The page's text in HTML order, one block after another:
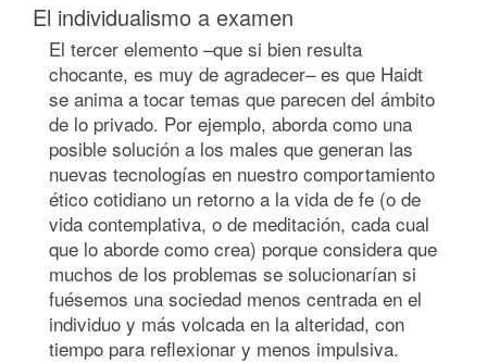
El individualismo a examen
El tercer elemento –que si bien resulta
chocante, es muy de agradecer– es que Haidt
se anima a tocar temas que parecen del ámbito
de lo privado. Por ejemplo, aborda como una
posible solución a los males que generan las
nuevas tecnologías en nuestro comportamiento
ético cotidiano un retorno a la vida de fe (o de
vida contemplativa, o de meditación, cada cual
que lo aborde como crea) porque considera que
muchos de los problemas se solucionarían si
fuésemos una sociedad menos centrada en el
individuo y más volcada en la alteridad, con
tiempo para reflexionar y menos impulsiva.